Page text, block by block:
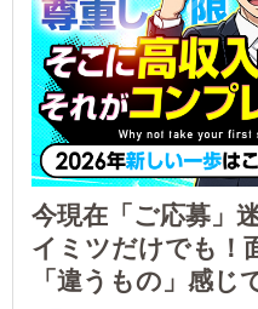
今現在「ご応募」
イミツだけでも！
「違うもの」感じ